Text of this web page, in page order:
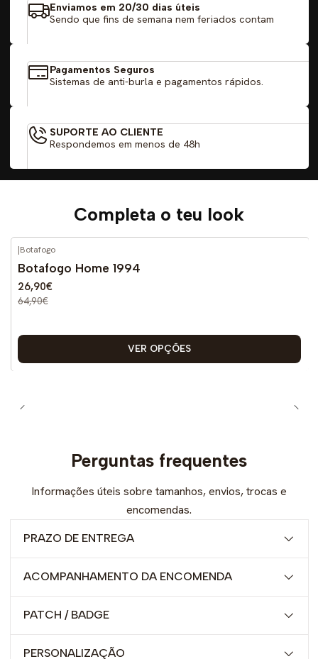
Enviamos em 20/30 dias úteis
Sendo que fins de semana nem feriados contam
Pagamentos Seguros
Sistemas de anti-burla e pagamentos rápidos.
SUPORTE AO CLIENTE
Respondemos em menos de 48h
Completa o teu look
-59%
|Botafogo
Botafogo Home 1994
26,90€
64,90€
VER OPÇÕES
Perguntas frequentes
Informações úteis sobre tamanhos, envios, trocas e
encomendas.
PRAZO DE ENTREGA
ACOMPANHAMENTO DA ENCOMENDA
PATCH / BADGE
PERSONALIZAÇÃO